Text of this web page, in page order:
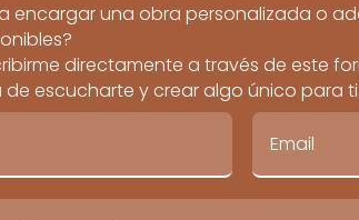
encargar una obra personalizada o
directamente a través de este
escucharte y crear algo único para ti.